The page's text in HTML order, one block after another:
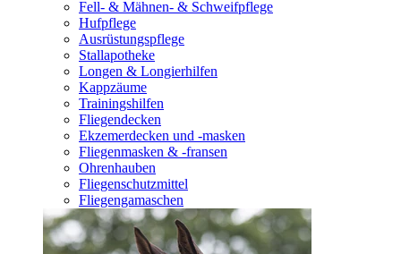
Fell- & Mähnen- & Schweifpflege
Hufpflege
Ausrüstungspflege
Stallapotheke
Longen & Longierhilfen
Kappzäume
Trainingshilfen
Fliegendecken
Ekzemerdecken und -masken
Fliegenmasken & -fransen
Ohrenhauben
Fliegenschutzmittel
Fliegengamaschen